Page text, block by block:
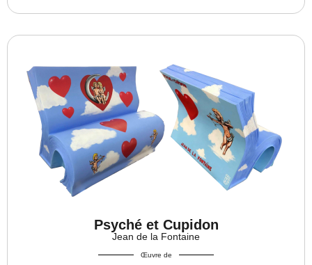
Psyché et Cupidon
Jean de la Fontaine
Œuvre de